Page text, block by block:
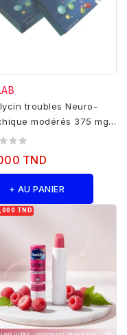
troubles Neuro-
modérés 375 mg -
TND
+ AU PANIER
TND